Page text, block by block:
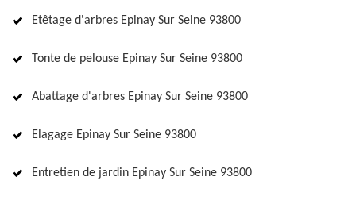
Etêtage d'arbres Epinay Sur Seine 93800
Tonte de pelouse Epinay Sur Seine 93800
Abattage d'arbres Epinay Sur Seine 93800
Elagage Epinay Sur Seine 93800
Entretien de jardin Epinay Sur Seine 93800